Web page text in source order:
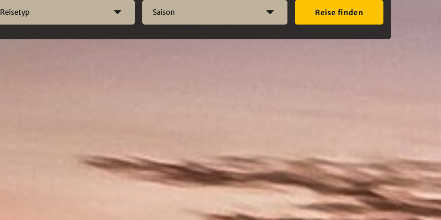
Reisetyp Saison Reise finden